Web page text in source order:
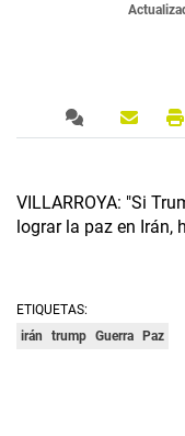
VILLARROYA: "Si
lograr la paz en Irán,
ETIQUETAS:
irán
trump Guerra Paz